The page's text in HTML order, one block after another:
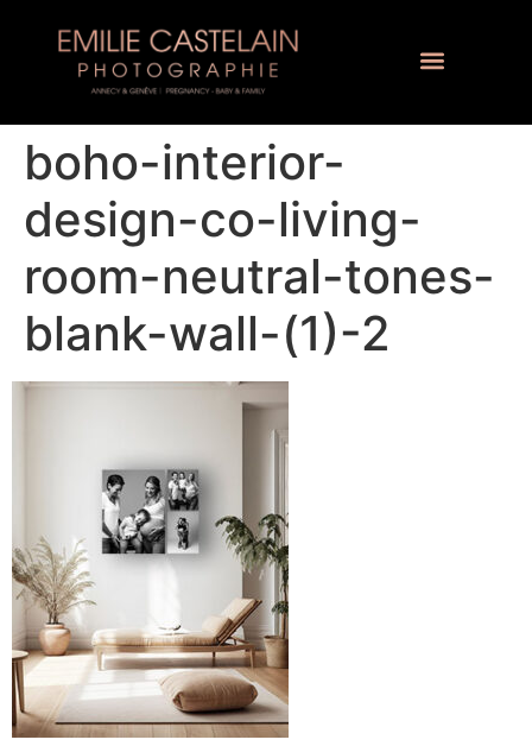
boho-interior-
design-co-living-
room-neutral-tones-
blank-wall-(1)-2